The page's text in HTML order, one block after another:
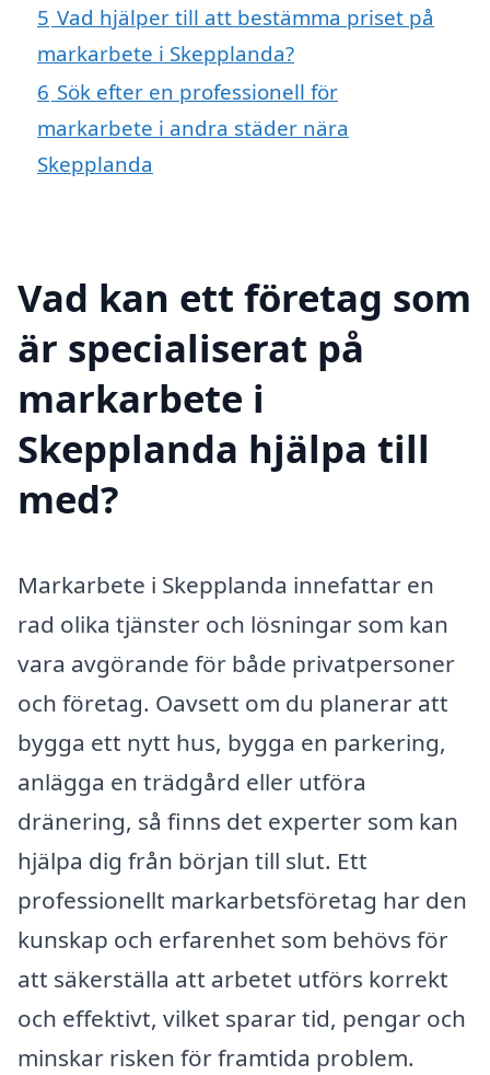
5 Vad hjälper till att bestämma priset på
markarbete i Skepplanda?
6 Sök efter en professionell för
markarbete i andra städer nära
Skepplanda
Vad kan ett företag som
är specialiserat på
markarbete i
Skepplanda hjälpa till
med?
Markarbete i Skepplanda innefattar en
rad olika tjänster och lösningar som kan
vara avgörande för både privatpersoner
och företag. Oavsett om du planerar att
bygga ett nytt hus, bygga en parkering,
anlägga en trädgård eller utföra
dränering, så finns det experter som kan
hjälpa dig från början till slut. Ett
professionellt markarbetsföretag har den
kunskap och erfarenhet som behövs för
att säkerställa att arbetet utförs korrekt
och effektivt, vilket sparar tid, pengar och
minskar risken för framtida problem.